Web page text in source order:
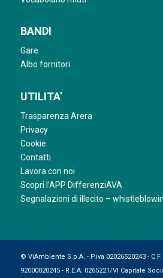
BANDI
Gare
Albo fornitori
UTILITA’
Trasparenza Arera
Privacy
Cookie
Contatti
Lavora con noi
Scopri l’APP DifferenziAVA
Segnalazioni di illecito –
© ViAmbiente S.p.A. - P.iva 02026520243 -
92000020245 - R.E.A. 0265221/VI Capitale